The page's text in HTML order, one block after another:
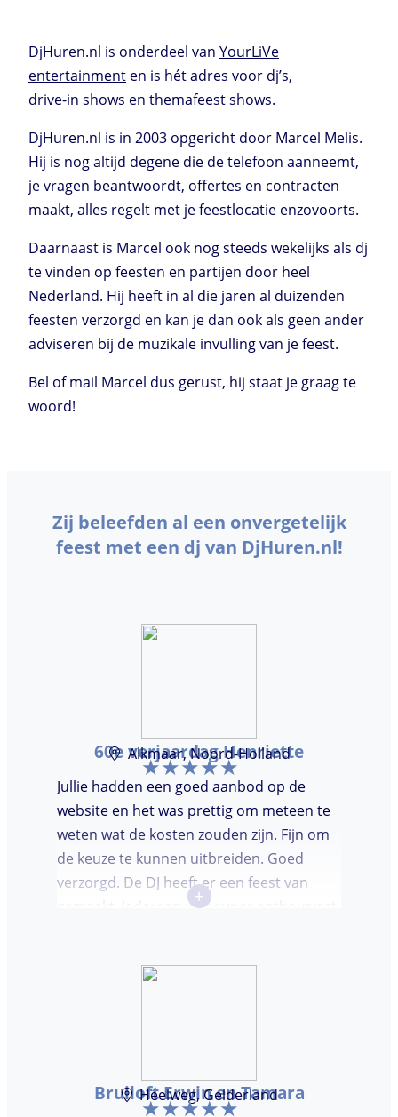
DjHuren.nl is onderdeel van YourLiVe
entertainment en is hét adres voor dj’s,
drive-in shows en themafeest shows.
DjHuren.nl is in 2003 opgericht door Marcel Melis.
Hij is nog altijd degene die de telefoon aanneemt,
je vragen beantwoordt, offertes en contracten
maakt, alles regelt met je feestlocatie enzovoorts.
Daarnaast is Marcel ook nog steeds wekelijks als dj
te vinden op feesten en partijen door heel
Nederland. Hij heeft in al die jaren al duizenden
feesten verzorgd en kan je dan ook als geen ander
adviseren bij de muzikale invulling van je feest.
Bel of mail Marcel dus gerust, hij staat je graag te
woord!
Zij beleefden al een onvergetelijk
feest met een dj van DjHuren.nl!
60e verjaardag Henriette
Alkmaar, Noord-Holland
Jullie hadden een goed aanbod op de
website en het was prettig om meteen te
weten wat de kosten zouden zijn. Fijn om
de keuze te kunnen uitbreiden. Goed
verzorgd. De DJ heeft er een feest van
gemaakt. Iedereen was super enthousiast,
over de DJ. Bij deze Marcel, top gedaan en
+
Bruiloft Erwin en Tamara
Heelweg, Gelderland